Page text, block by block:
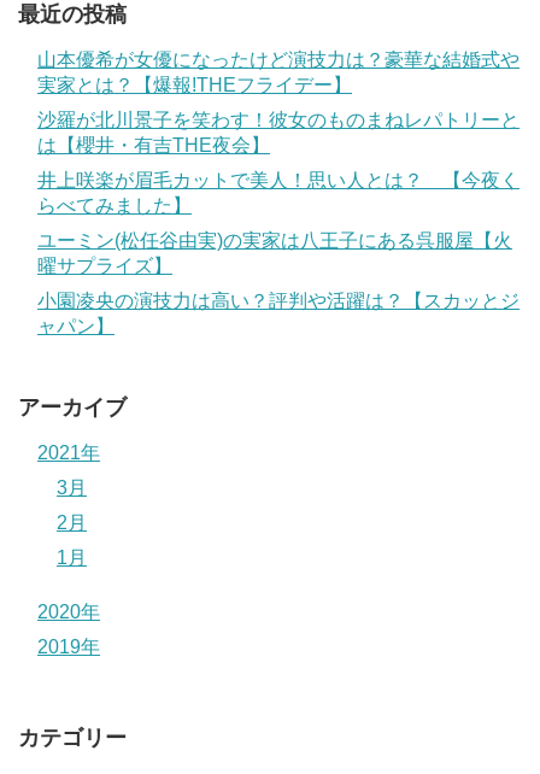
最近の投稿
山本優希が女優になったけど演技力は？豪華な結婚式や
実家とは？【爆報!THEフライデー】
沙羅が北川景子を笑わす！彼女のものまねレパトリーと
は【櫻井・有吉THE夜会】
井上咲楽が眉毛カットで美人！思い人とは？ 【今夜く
らべてみました】
ユーミン(松任谷由実)の実家は八王子にある呉服屋【火
曜サプライズ】
小園凌央の演技力は高い？評判や活躍は？【スカッとジ
ャパン】
アーカイブ
2021年
3月
2月
1月
2020年
2019年
カテゴリー